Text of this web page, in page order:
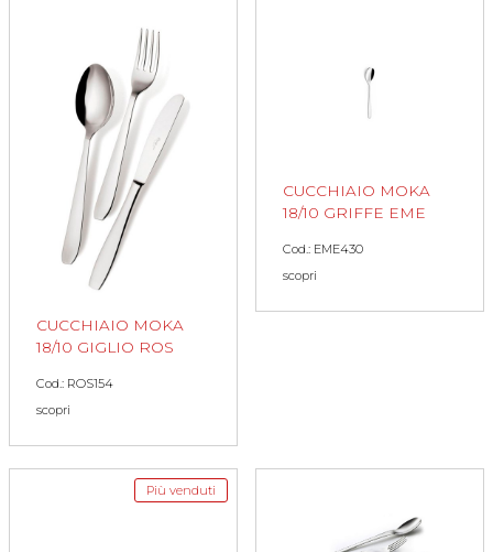
CUCCHIAIO MOKA
18/10 GIGLIO ROS
Cod.: ROS154
scopri
CUCCHIAIO MOKA
18/10 GRIFFE EME
Cod.: EME430
scopri
Più venduti